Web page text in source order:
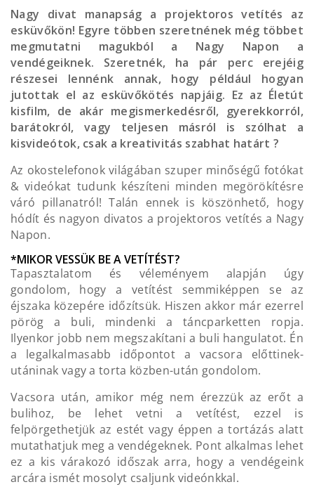
Nagy divat manapság a projektoros vetítés az
esküvőkön! Egyre többen szeretnének még többet
megmutatni magukból a Nagy Napon a
vendégeiknek. Szeretnék, ha pár perc erejéig
részesei lennénk annak, hogy például hogyan
jutottak el az esküvőkötés napjáig. Ez az Életút
kisfilm, de akár megismerkedésről, gyerekkorról,
barátokról, vagy teljesen másról is szólhat a
kisvideótok, csak a kreativitás szabhat határt ?
Az okostelefonok világában szuper minőségű fotókat
& videókat tudunk készíteni minden megörökítésre
váró pillanatról! Talán ennek is köszönhető, hogy
hódít és nagyon divatos a projektoros vetítés a Nagy
Napon.
*MIKOR VESSÜK BE A VETÍTÉST?
Tapasztalatom és véleményem alapján úgy
gondolom, hogy a vetítést semmiképpen se az
éjszaka közepére időzítsük. Hiszen akkor már ezerrel
pörög a buli, mindenki a táncparketten ropja.
Ilyenkor jobb nem megszakítani a buli hangulatot. Én
a legalkalmasabb időpontot a vacsora előttinek-
utáninak vagy a torta közben-után gondolom.
Vacsora után, amikor még nem érezzük az erőt a
bulihoz, be lehet vetni a vetítést, ezzel is
felpörgethetjük az estét vagy éppen a tortázás alatt
mutathatjuk meg a vendégeknek. Pont alkalmas lehet
ez a kis várakozó időszak arra, hogy a vendégeink
arcára ismét mosolyt csaljunk videónkkal.